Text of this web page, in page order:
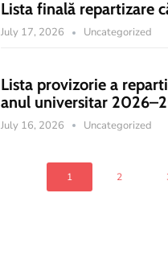
Lista finală repartizare
July 17, 2026 Uncategorized
Lista provizorie a
anul universitar
July 16, 2026 Uncategorized
1 2